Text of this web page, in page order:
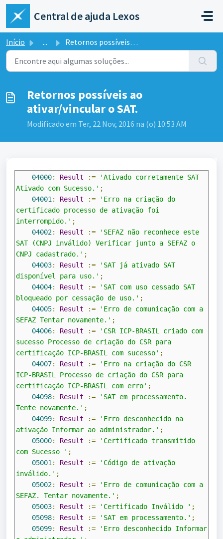
Ir para o conteúdo principal
Central de ajuda Lexos
Início ... Retornos possíveis ao ativar/vincular o SAT.
Retornos possíveis ao
ativar/vincular o SAT.
Modificado em Ter, 22 Nov, 2016 na (o) 10:53 AM
04000: Result :=
'Ativado corretamente SAT
Ativado com Sucesso.' ;
04001 : Result :=
'Erro na criação do
certificado processo de ativação foi
interrompido.' ;
04002: Result :=
'SEFAZ não reconhece este
SAT (CNPJ inválido) Verificar junto a SEFAZ o
CNPJ cadastrado.' ;
04003: Result :=
'SAT já ativado SAT
disponível para uso.' ;
04004: Result :=
'SAT com uso cessado SAT
bloqueado por cessação de uso.' ;
04005: Result :=
'Erro de comunicação com a
SEFAZ Tentar novamente.' ;
04006: Result :=
'CSR ICP-BRASIL criado com
sucesso Processo de criação do CSR para
certificação ICP-BRASIL com sucesso' ;
04007: Result :=
'Erro na criação do CSR
ICP-BRASIL Processo de criação do CSR para
certificação ICP-BRASIL com erro' ;
04098: Result :=
'SAT em processamento.
Tente novamente.' ;
04099: Result :=
'Erro desconhecido na
ativação Informar ao administrador.' ;
05000: Result :=
'Certificado transmitido
com Sucesso ' ;
05001 : Result :=
'Código de ativação
inválido.' ;
05002: Result :=
'Erro de comunicação com a
SEFAZ. Tentar novamente.' ;
05003: Result := 'Certificado Inválido ' ;
05098: Result := 'SAT em processamento.' ;
05099: Result :=
'Erro desconhecido Informar